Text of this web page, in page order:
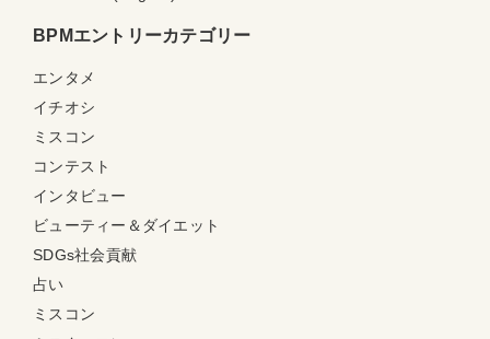
BPMエントリーカテゴリー
エンタメ
イチオシ
ミスコン
コンテスト
インタビュー
ビューティー＆ダイエット
SDGs社会貢献
占い
ミスコン